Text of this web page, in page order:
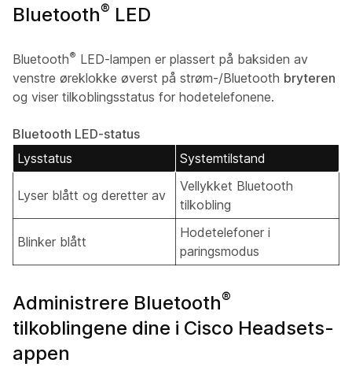
Bluetooth® LED
Bluetooth® LED-lampen er plassert på baksiden av
venstre øreklokke øverst på strøm-/Bluetooth bryteren
og viser tilkoblingsstatus for hodetelefonene.
Bluetooth LED-status
Lysstatus
Systemtilstand
Lyser blått og deretter av
Vellykket Bluetooth
tilkobling
Blinker blått
Hodetelefoner i
paringsmodus
Administrere Bluetooth®
tilkoblingene dine i Cisco Headsets-
appen